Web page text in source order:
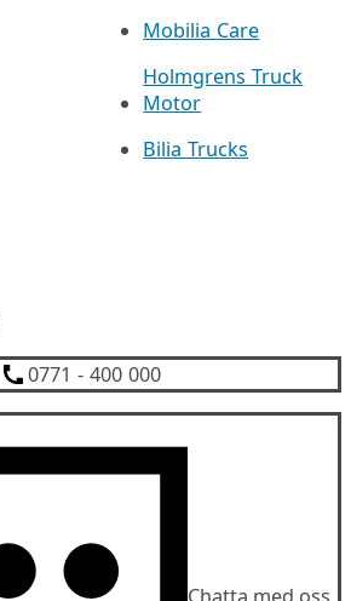
Mobilia Care
Holmgrens Truck
Motor
Bilia Trucks
0771 - 400 000